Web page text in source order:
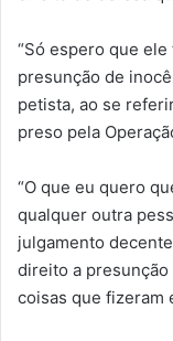
“Só espero que
presunção de
petista, ao se
preso pela
“O que eu quero
qualquer outra
julgamento
direito a presunção
coisas que fizeram